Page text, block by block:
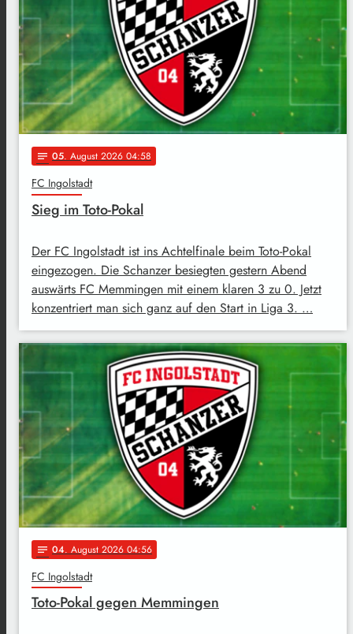
notes 05. August 2026 04:58
FC Ingolstadt
Sieg im Toto-Pokal
Der FC Ingolstadt ist ins Achtelfinale beim Toto-Pokal
eingezogen. Die Schanzer besiegten gestern Abend
auswärts FC Memmingen mit einem klaren 3 zu 0. Jetzt
konzentriert man sich ganz auf den Start in Liga 3. …
notes 04. August 2026 04:56
FC Ingolstadt
Toto-Pokal gegen Memmingen